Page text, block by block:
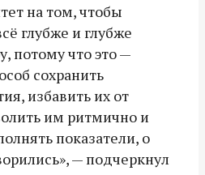
на том, чтобы
глубже и глубже
потому что это —
сохранить
избавить их от
им ритмично и
показатели, о
— подчеркнул